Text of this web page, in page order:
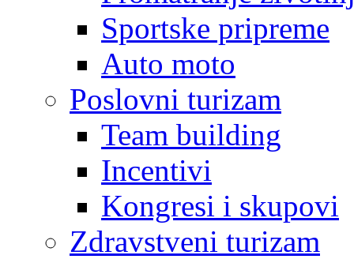
Sportske pripreme
Auto moto
Poslovni turizam
Team building
Incentivi
Kongresi i skupovi
Zdravstveni turizam